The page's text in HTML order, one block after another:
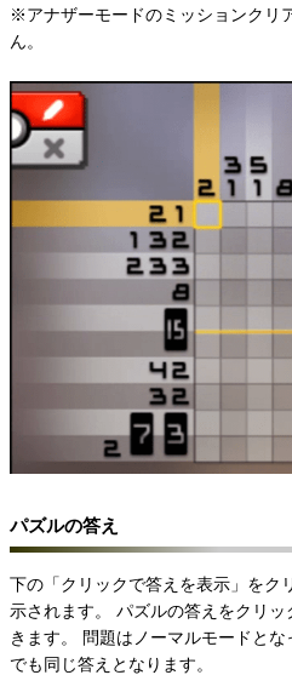
※アナザーモードのミッションクリ
ん。
パズルの答え
下の「クリックで答えを表示」をク
示されます。
パズルの答えをクリ
きます。
問題はノーマルモードと
でも同じ答えとなります。